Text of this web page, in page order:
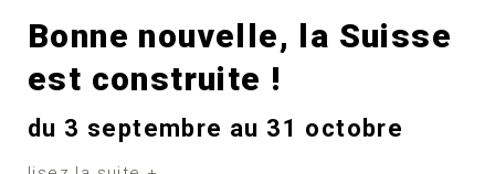
Bonne nouvelle, la Suisse
est construite !
du 3 septembre au 31 octobre